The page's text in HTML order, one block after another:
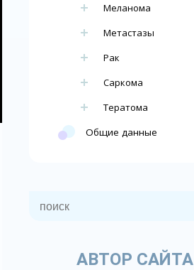
Меланома
Метастазы
Рак
Саркома
Тератома
Общие данные
АВТОР САЙТА